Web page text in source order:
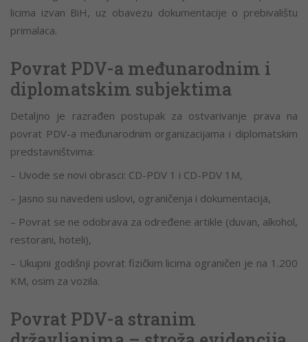
licima izvan BiH, uz obavezu dokumentacije o prebivalištu
primalaca.
Povrat PDV-a međunarodnim i
diplomatskim subjektima
Detaljno je razrađen postupak za ostvarivanje prava na
povrat PDV-a međunarodnim organizacijama i diplomatskim
predstavništvima:
– Uvode se novi obrasci: CD-PDV 1 i CD-PDV 1M,
– Jasno su navedeni uslovi, ograničenja i dokumentacija,
– Povrat se ne odobrava za određene artikle (duvan, alkohol,
restorani, hoteli),
– Ukupni godišnji povrat fizičkim licima ograničen je na 1.200
KM, osim za vozila.
Povrat PDV-a stranim